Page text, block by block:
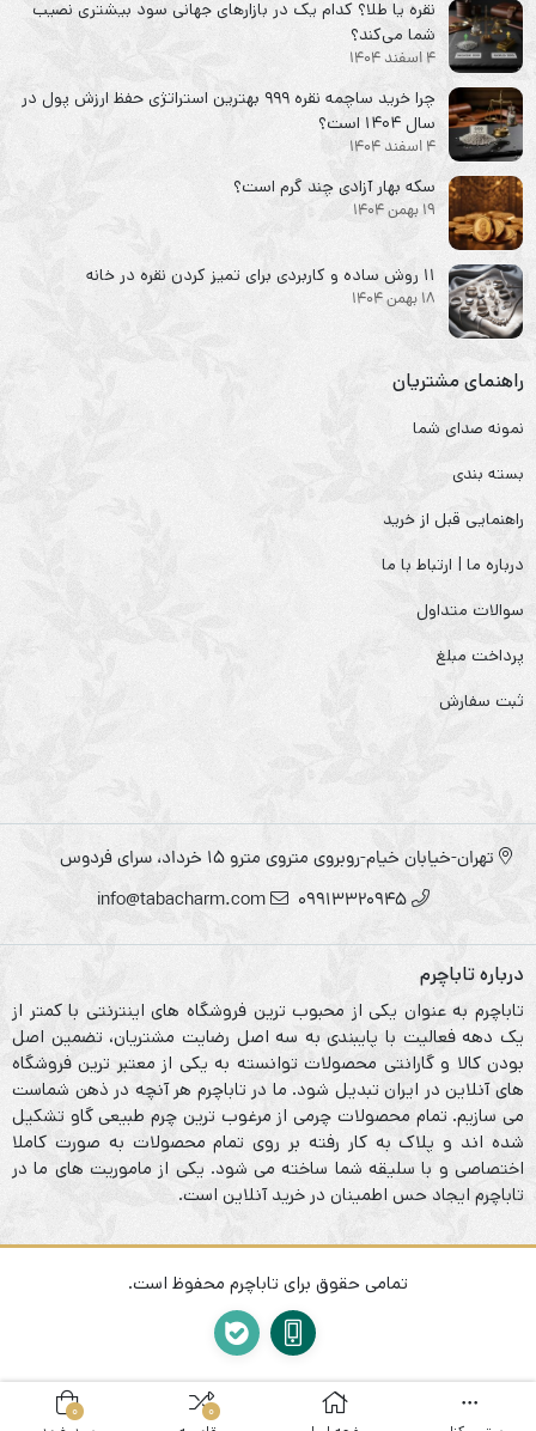
نقره یا طلا؟ کدام یک در بازارهای جهانی سود بیشتری نصیب
شما می‌کند؟
4 اسفند 1404
چرا خرید ساچمه نقره ۹۹۹ بهترین استراتژی حفظ ارزش پول در
سال ۱۴۰۴ است؟
4 اسفند 1404
سکه‌ بهار آزادی چند گرم است؟
19 بهمن 1404
۱۱ روش ساده و کاربردی برای تمیز کردن نقره در خانه
18 بهمن 1404
راهنمای مشتریان
نمونه صدای شما
بسته بندی
راهنمایی قبل از خرید
درباره ما | ارتباط با ما
سوالات متداول
پرداخت مبلغ
ثبت سفارش
تهران-خیابان خیام-روبروی متروی مترو ۱۵ خرداد، سرای فردوس
09913320945
info@tabacharm.com
درباره تاباچرم
تاباچرم به عنوان یکی از محبوب ترین فروشگاه های اینترنتی با کمتر از
یک دهه فعالیت با پایبندی به سه اصل رضایت مشتریان، تضمین اصل
بودن کالا و گارانتی محصولات توانسته به یکی از معتبر ترین فروشگاه
های آنلاین در ایران تبدیل شود. ما در تاباچرم هر آنچه در ذهن شماست
می سازیم. تمام محصولات چرمی از مرغوب ترین چرم طبیعی گاو تشکیل
شده اند و پلاک به کار رفته بر روی تمام محصولات به صورت کاملا
اختصاصی و با سلیقه شما ساخته می شود. یکی از ماموریت های ما در
تاباچرم ایجاد حس اطمینان در خرید آنلاین است.
تمامی حقوق برای تاباچرم محفوظ است.
0
0